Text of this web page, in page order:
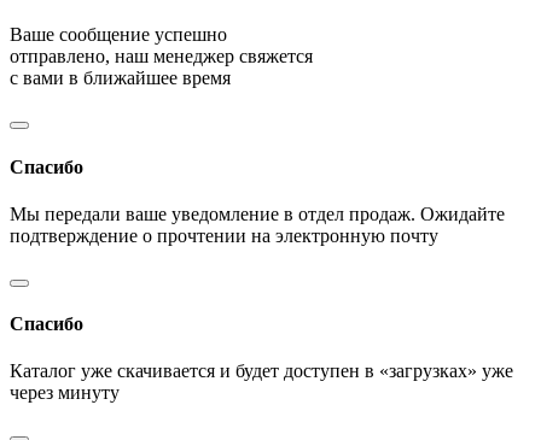
Ваше сообщение успешно
отправлено, наш менеджер свяжется
с вами в ближайшее время
Спасибо
Мы передали ваше уведомление в отдел продаж. Ожидайте
подтверждение о прочтении на электронную почту
Спасибо
Каталог уже скачивается и будет доступен в «загрузках» уже
через минуту